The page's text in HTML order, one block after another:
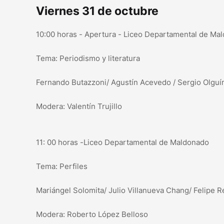
Viernes 31 de octubre
10:00 horas - Apertura - Liceo Departamental de
Tema: Periodismo y literatura
Fernando Butazzoni/ Agustín Acevedo / Sergio
Modera: Valentín Trujillo
11: 00 horas -Liceo Departamental de Maldonado
Tema: Perfiles
Mariángel Solomita/ Julio Villanueva Chang/ Felipe
Modera: Roberto López Belloso